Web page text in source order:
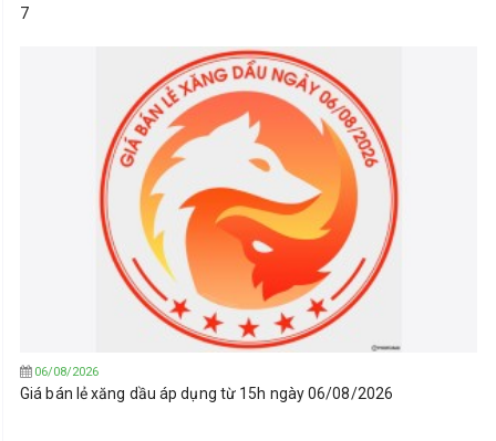
7
06/08/2026
Giá bán lẻ xăng dầu áp dụng từ 15h ngày 06/08/2026